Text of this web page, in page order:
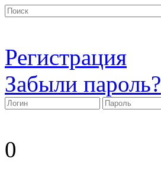
Регистрация
Забыли пароль?
0